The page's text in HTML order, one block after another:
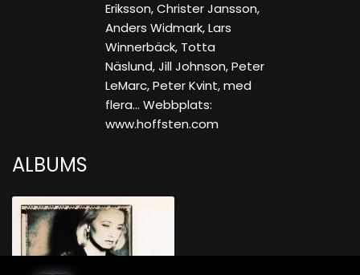
Eriksson, Christer Jansson,
Anders Widmark, Lars
Winnerbäck, Totta
Näslund, Jill Johnson, Peter
LeMarc, Peter Kvint, med
flera... Webbplats:
www.hoffsten.com
ALBUMS